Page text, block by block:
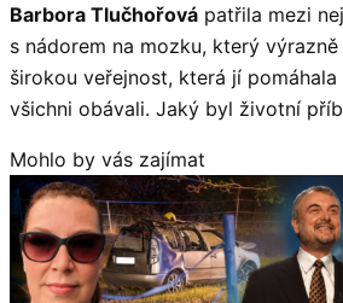
Barbora Tlučhořová patřila mezi
s nádorem na mozku, který
širokou veřejnost, která jí
všichni obávali. Jaký byl životní
Mohlo by vás zajímat